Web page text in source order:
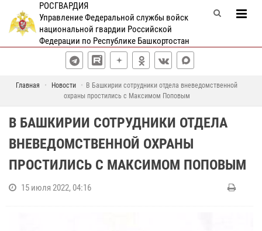
РОСГВАРДИЯ
Управление Федеральной службы войск
национальной гвардии Российской
Федерации по Республике Башкортостан
Главная Новости
В Башкирии сотрудники отдела вневедомственной
охраны простились с Максимом Поповым
В БАШКИРИИ СОТРУДНИКИ ОТДЕЛА
ВНЕВЕДОМСТВЕННОЙ ОХРАНЫ
ПРОСТИЛИСЬ С МАКСИМОМ ПОПОВЫМ
15 июля 2022, 04:16